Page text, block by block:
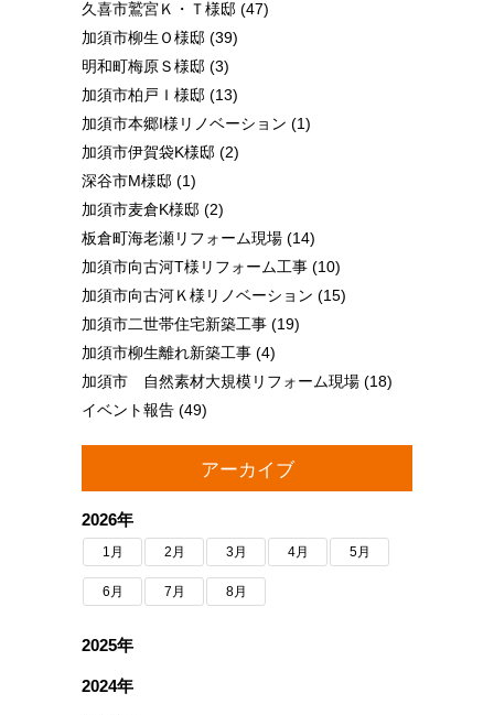
久喜市鷲宮Ｋ・Ｔ様邸 (47)
加須市柳生Ｏ様邸 (39)
明和町梅原Ｓ様邸 (3)
加須市柏戸Ｉ様邸 (13)
加須市本郷I様リノベーション (1)
加須市伊賀袋K様邸 (2)
深谷市M様邸 (1)
加須市麦倉K様邸 (2)
板倉町海老瀬リフォーム現場 (14)
加須市向古河T様リフォーム工事 (10)
加須市向古河Ｋ様リノベーション (15)
加須市二世帯住宅新築工事 (19)
加須市柳生離れ新築工事 (4)
加須市 自然素材大規模リフォーム現場 (18)
イベント報告 (49)
アーカイブ
2026年
1月 2月 3月 4月 5月
6月 7月 8月
2025年
2024年